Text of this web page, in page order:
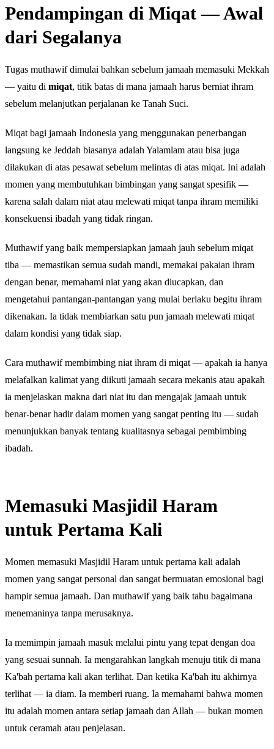
Pendampingan di Miqat — Awal
dari Segalanya
Tugas muthawif dimulai bahkan sebelum jamaah memasuki Mekkah
— yaitu di miqat, titik batas di mana jamaah harus berniat ihram
sebelum melanjutkan perjalanan ke Tanah Suci.
Miqat bagi jamaah Indonesia yang menggunakan penerbangan
langsung ke Jeddah biasanya adalah Yalamlam atau bisa juga
dilakukan di atas pesawat sebelum melintas di atas miqat. Ini adalah
momen yang membutuhkan bimbingan yang sangat spesifik —
karena salah dalam niat atau melewati miqat tanpa ihram memiliki
konsekuensi ibadah yang tidak ringan.
Muthawif yang baik mempersiapkan jamaah jauh sebelum miqat
tiba — memastikan semua sudah mandi, memakai pakaian ihram
dengan benar, memahami niat yang akan diucapkan, dan
mengetahui pantangan-pantangan yang mulai berlaku begitu ihram
dikenakan. Ia tidak membiarkan satu pun jamaah melewati miqat
dalam kondisi yang tidak siap.
Cara muthawif membimbing niat ihram di miqat — apakah ia hanya
melafalkan kalimat yang diikuti jamaah secara mekanis atau apakah
ia menjelaskan makna dari niat itu dan mengajak jamaah untuk
benar-benar hadir dalam momen yang sangat penting itu — sudah
menunjukkan banyak tentang kualitasnya sebagai pembimbing
ibadah.
Memasuki Masjidil Haram
untuk Pertama Kali
Momen memasuki Masjidil Haram untuk pertama kali adalah
momen yang sangat personal dan sangat bermuatan emosional bagi
hampir semua jamaah. Dan muthawif yang baik tahu bagaimana
menemaninya tanpa merusaknya.
Ia memimpin jamaah masuk melalui pintu yang tepat dengan doa
yang sesuai sunnah. Ia mengarahkan langkah menuju titik di mana
Ka'bah pertama kali akan terlihat. Dan ketika Ka'bah itu akhirnya
terlihat — ia diam. Ia memberi ruang. Ia memahami bahwa momen
itu adalah momen antara setiap jamaah dan Allah — bukan momen
untuk ceramah atau penjelasan.